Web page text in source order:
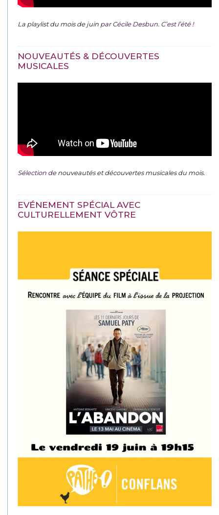
La playlist du mois de juin par Cécile Desbun. C’est l’été !
NOUVEAUTÉS & DÉCOUVERTES
MUSICALES
Sélection denouveautés et découvertes musicales du mois.
EVÉNEMENT SPÉCIAL AVEC
CULTURELLEMENT VÔTRE